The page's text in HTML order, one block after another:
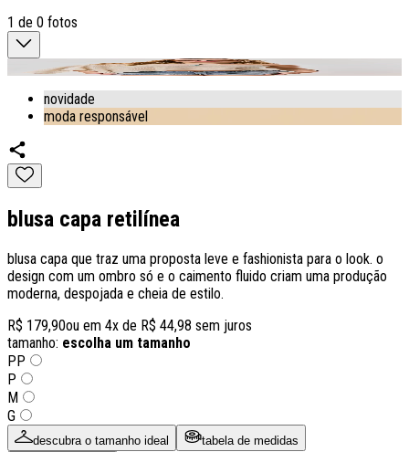
1 de 0 fotos
novidade
moda responsável
blusa capa retilínea
blusa capa que traz uma proposta leve e fashionista para o look. o
design com um ombro só e o caimento fluido criam uma produção
moderna, despojada e cheia de estilo.
R$ 179,90ou em 4x de R$ 44,98 sem juros
tamanho: escolha um tamanho
PP
P
M
G
descubra o tamanho ideal
tabela de medidas